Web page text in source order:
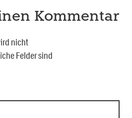
Kommentar
nicht
Felder sind